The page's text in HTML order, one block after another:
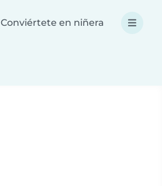
Conviértete en niñera